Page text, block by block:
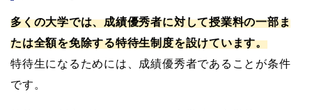
多くの大学では、成績優秀者に対して授業料の一部ま
たは全額を免除する特待生制度を設けています。
特待生になるためには、成績優秀者であることが条件
です。